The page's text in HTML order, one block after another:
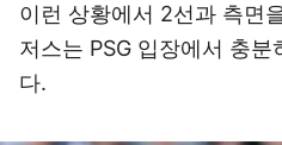
이런 상황에서 2선과 측면
저스는 PSG 입장에서 충분
다.